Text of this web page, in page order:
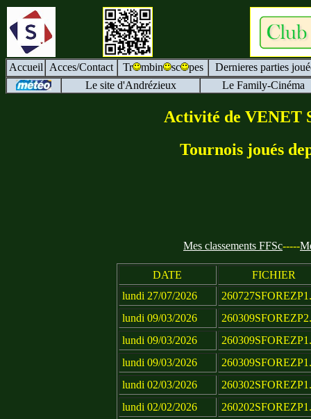
Accueil Acces/Contact Tr mbin sc pes
Dernieres parties
Le site d'Andrézieux
Le Family-Cinéma
Activité de VENET
Tournois joués
Mes classements FFSc-----
DATE
FICHIER
lundi 27/07/2026
lundi 09/03/2026
lundi 09/03/2026
lundi 09/03/2026
lundi 02/03/2026
lundi 02/02/2026